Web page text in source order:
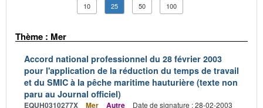
10 25 50 100
Thème : Mer
Accord national professionnel du 28 février 2003
pour l'application de la réduction du temps de travail
et du SMIC à la pêche maritime hauturière (texte non
paru au Journal officiel)
EQUH0310277X Mer Autre
Date de signature : 28-02-2003